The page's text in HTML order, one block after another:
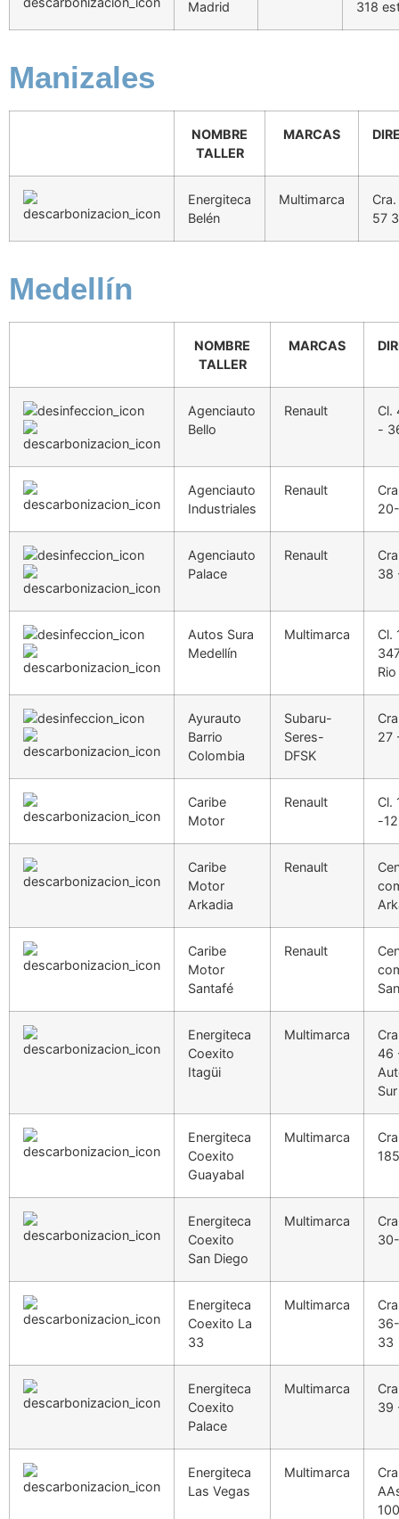
Madrid 318
Manizales
NOMBRE
TALLER
MARCAS
Energiteca
Belén
Multimarca
57
Medellín
NOMBRE
TALLER
MARCAS
Agenciauto
Bello
Renault
Cl.
-
Agenciauto
Industriales
Renault
Agenciauto
Palace
Renault
38
Autos Sura
Medellín
Multimarca
Cl.
Ayurauto
Barrio
Colombia
Subaru-
Seres-
DFSK
27
Caribe
Motor
Renault
Cl.
-
Caribe
Motor
Arkadia
Renault
Caribe
Motor
Santafé
Renault
Energiteca
Coexito
Itagüi
Multimarca
46
Sur
Energiteca
Coexito
Guayabal
Multimarca
185
Energiteca
Coexito
San Diego
Multimarca
Energiteca
Coexito La
33
Multimarca
33
Energiteca
Coexito
Palace
Multimarca
39
Energiteca
Las Vegas
Multimarca
100